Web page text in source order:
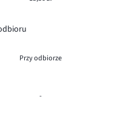
Przy odbiorze
-